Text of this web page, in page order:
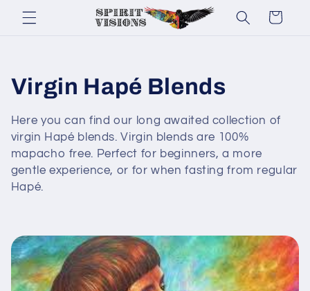
directamente
Carrito
C
o
l
e
c
i
Virgin Hapé Blends
Here you can find our long awaited collection of
virgin Hapé blends. Virgin blends are 100%
mapacho free. Perfect for beginners, a more
gentle experience, or for when fasting from regular
Hapé.